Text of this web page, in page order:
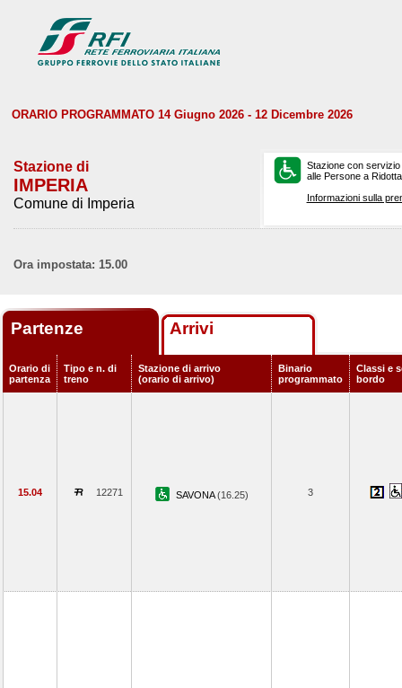
ORARIO PROGRAMMATO 14 Giugno 2026 - 12 Dicembre 2026
Stazione di
IMPERIA
Comune di Imperia
Stazione con
alle Persone a
Informazioni sulla
Ora impostata: 15.00
Partenze Arrivi
Orario di
partenza
Tipo e n. di
treno
Stazione di arrivo
(orario di arrivo)
Binario
programmato
Classi e
bordo
15.04 12271 SAVONA(16.25) 3